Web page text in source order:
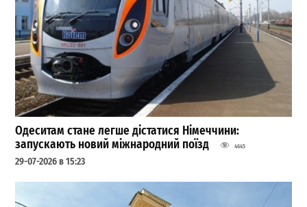
Одеситам стане легше дістатися Німеччини:
запускають новий міжнародний поїзд
4645
29-07-2026 в 15:23